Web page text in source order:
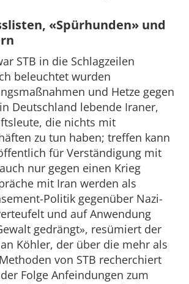
«Spürhunden» und
STB in die Schlagzeilen
beleuchtet wurden
und Hetze gegen
Deutschland lebende Iraner,
die nichts mit
zu tun haben; treffen kann
für Verständigung mit
nur gegen einen Krieg
mit Iran werden als
Politik gegenüber Nazi-
und auf Anwendung
gedrängt», resümiert der
Köhler, der über die mehr als
von STB recherchiert
Folge Anfeindungen zum